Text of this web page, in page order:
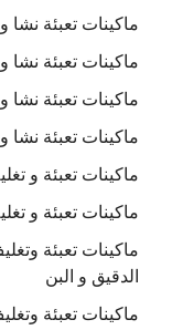
ماكينات تعبئة
ماكينات تعبئة نشا
ماكينات تعبئة نشا
ماكينات تعبئة
ماكينات تعبئة و
ماكينات تعبئة و
ماكينات تعبئة
الدقيق و البن
ماكينات تعبئة